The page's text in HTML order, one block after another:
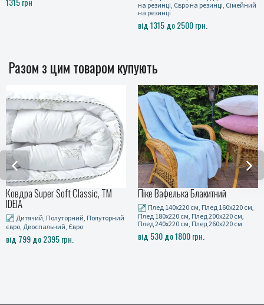
на резинці, Євро на резинці, Сімейний
від 1315 до 2500 грн.
на резинці,
Разом з цим товаром купують
Super Soft Classic, ТМ
Дитячий, Полуторний, Полуторний
Двоспальний, Євро
799 до 2395 грн.
Піке Вафелька Блакитний
Плед 140x220 см, Плед 160x220 см,
Плед 180x220 см, Плед 200x220 см,
Плед 240x220 см, Плед 260x220 см
від 530 до 1800 грн.